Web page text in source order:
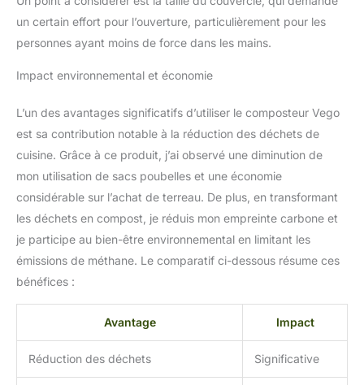
organiques riches en
nutriments et prêtes à
l'emploi pour votre
Nettoie le seau ou sèche
filtre interne Vue vive et
silencieuse : Le
Vego est conçu pour être
aussi silencieux
qu'efficace. Le couvercle
en verre associé à une
visibilité claire tandis que
l'application fournit des
contrôle avec la fonction
Compostage sûr et
un certain effort pour l’ouverture, particulièrement pour les
personnes ayant moins de force dans les mains.
Impact environnemental et économie
L’un des avantages significatifs d’utiliser le composteur Vego
est sa contribution notable à la réduction des déchets de
cuisine. Grâce à ce produit, j’ai observé une diminution de
mon utilisation de sacs poubelles et une économie
considérable sur l’achat de terreau. De plus, en transformant
les déchets en compost, je réduis mon empreinte carbone et
je participe au bien-être environnemental en limitant les
émissions de méthane. Le comparatif ci-dessous résume ces
bénéfices :
Avantage Impact
Réduction des déchets Significative